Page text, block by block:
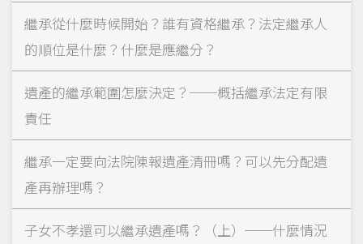
繼承從什麼時候開始？誰有資格繼承？法定繼承人
的順位是什麼？什麼是應繼分？
遺產的繼承範圍怎麼決定？──概括繼承法定有限
責任
繼承一定要向法院陳報遺產清冊嗎？可以先分配遺
產再辦理嗎？
子女不孝還可以繼承遺產嗎？（上）──什麼情況